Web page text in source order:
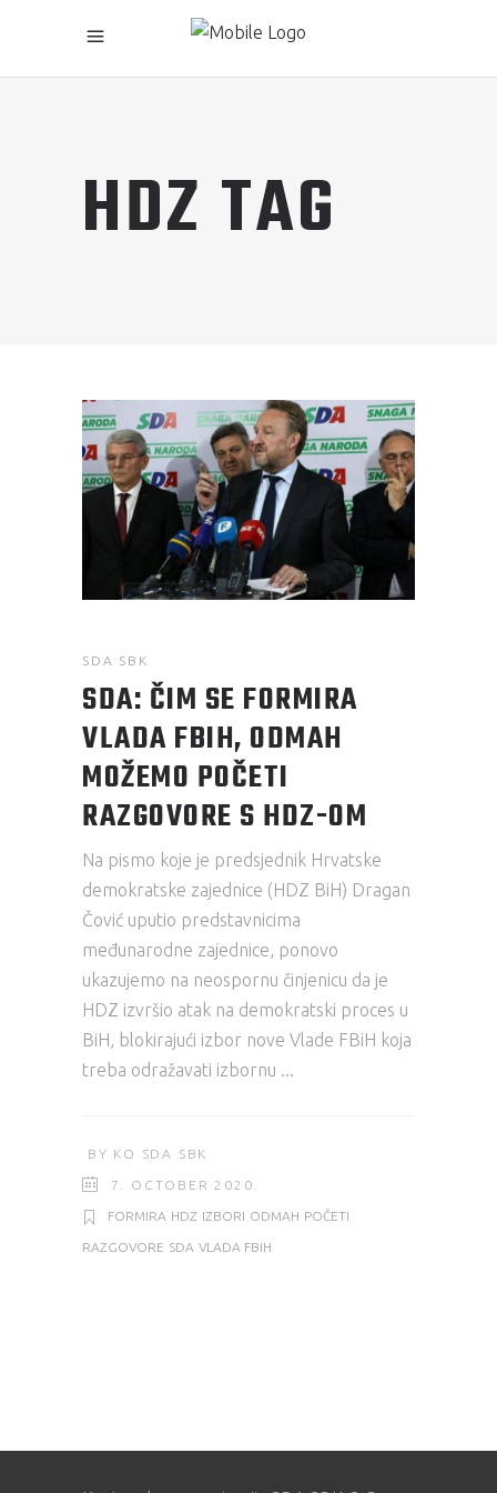
HDZ TAG
SDA SBK
SDA: ČIM SE FORMIRA
VLADA FBIH, ODMAH
MOŽEMO POČETI
RAZGOVORE S HDZ-OM
Na pismo koje je predsjednik Hrvatske
demokratske zajednice (HDZ BiH) Dragan
Čović uputio predstavnicima
međunarodne zajednice, ponovo
ukazujemo na neospornu činjenicu da je
HDZ izvršio atak na demokratski proces u
BiH, blokirajući izbor nove Vlade FBiH koja
treba odražavati izbornu
BY KO SDA SBK
7. OCTOBER 2020.
FORMIRA HDZ IZBORI ODMAH POČETI
RAZGOVORE SDA VLADA FBIH